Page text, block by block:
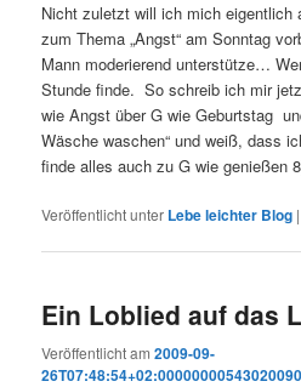
Nicht zuletzt will ich mich eigentlich
zum Thema „Angst“ am Sonntag
Mann moderierend unterstütze…
Stunde finde. So schreib ich mir
wie Angst über G wie Geburtstag
Wäsche waschen“ und weiß, dass
finde alles auch zu G wie genießen
Veröffentlicht unter Lebe leichter Blog
Ein Loblied auf das
Veröffentlicht am2009-09-